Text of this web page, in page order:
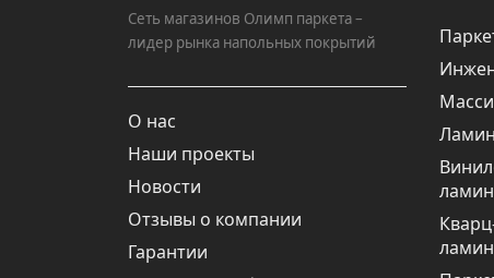
Сеть магазинов Олимп паркета –
лидер рынка напольных покрытий
О нас
Наши проекты
Новости
Отзывы о компании
Гарантии